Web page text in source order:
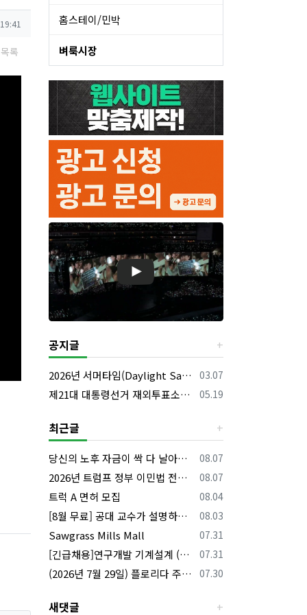
목록
홈스테이/민박
벼룩시장
공지글
등록일
03.07
2026년 서머타임(Daylight Saving Time) 시작 안내
등록일
05.19
제21대 대통령선거 재외투표소의 명칭 및 소재지 등의 공고/올랜도 제외 투표소
최근글
등록일
08.07
당신의 노후 자금이 싹 다 날아갈 수도 있습니다, 롱텀케어 준비 하기
등록일
08.07
2026년 트럼프 정부 이민법 전면 시행 꼭 알아야 할 4가지!!
등록일
08.04
트럭 A 면허 모집
등록일
08.03
[8월 무료] 공대 교수가 설명하는 AP Physics1 물리 온라인 강의
등록일
07.31
Sawgrass Mills Mall
등록일
07.31
[긴급채용]연구개발 기계설계 (C&C) 엔지니어 모집
등록일
07.30
(2026년 7월 29일) 플로리다 주요 뉴스 | 플로리다 한인 닷컴
새댓글